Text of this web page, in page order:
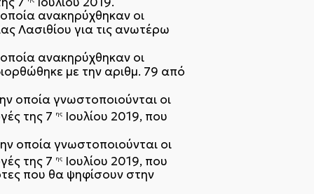
ανακηρύχθηκαν οι
Λασιθίου για τις ανωτέρω
ανακηρύχθηκαν οι
με την αριθμ. 79 από
οποία γνωστοποιούνται οι
της 7 ης Ιουλίου 2019, που
οποία γνωστοποιούνται οι
της 7 ης Ιουλίου 2019, που
που θα ψηφίσουν στην